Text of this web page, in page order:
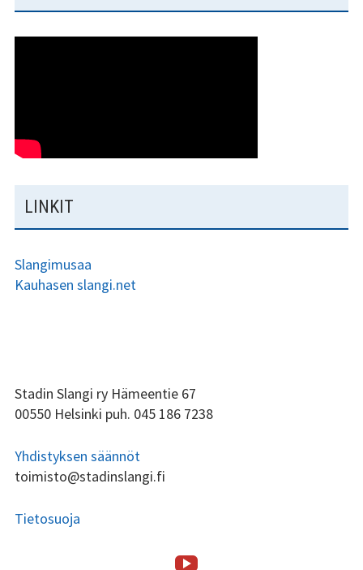
LINKIT
Slangimusaa
Kauhasen slangi.net
ALAPALKIN
SIVUPALKKI
Stadin Slangi ry Hämeentie 67
00550 Helsinki puh. 045 186 7238
Yhdistyksen säännöt
toimisto@stadinslangi.fi
Tietosuoja